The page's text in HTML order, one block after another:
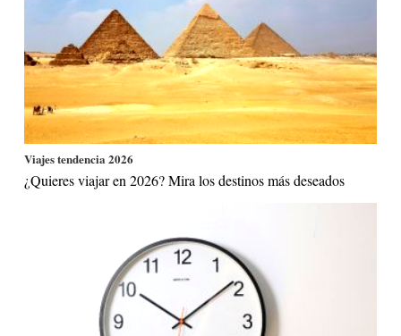
Viajes tendencia 2026
¿Quieres viajar en 2026? Mira los destinos más deseados